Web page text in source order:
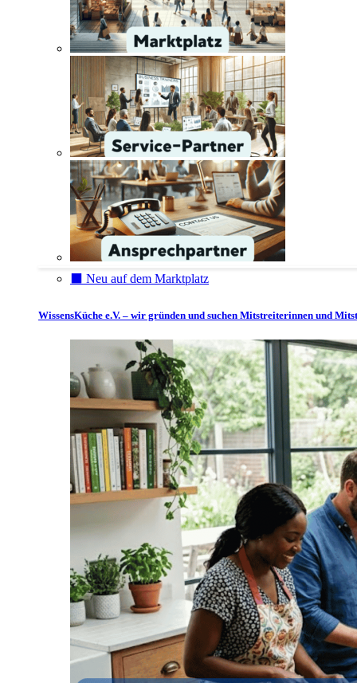
⬛️ Neu auf dem Marktplatz
WissensKüche e.V. – wir gründen und suchen Mitstreiterinnen und